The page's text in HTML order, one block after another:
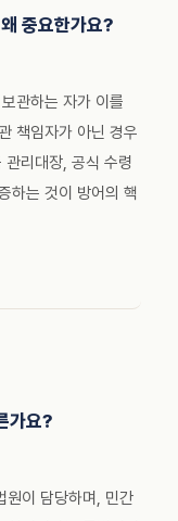
중요한가요?
관하는 자가 이를
책임자가 아닌 경우
리대장, 공식 수령
하는 것이 방어의 핵
가요?
원이 담당하며, 민간